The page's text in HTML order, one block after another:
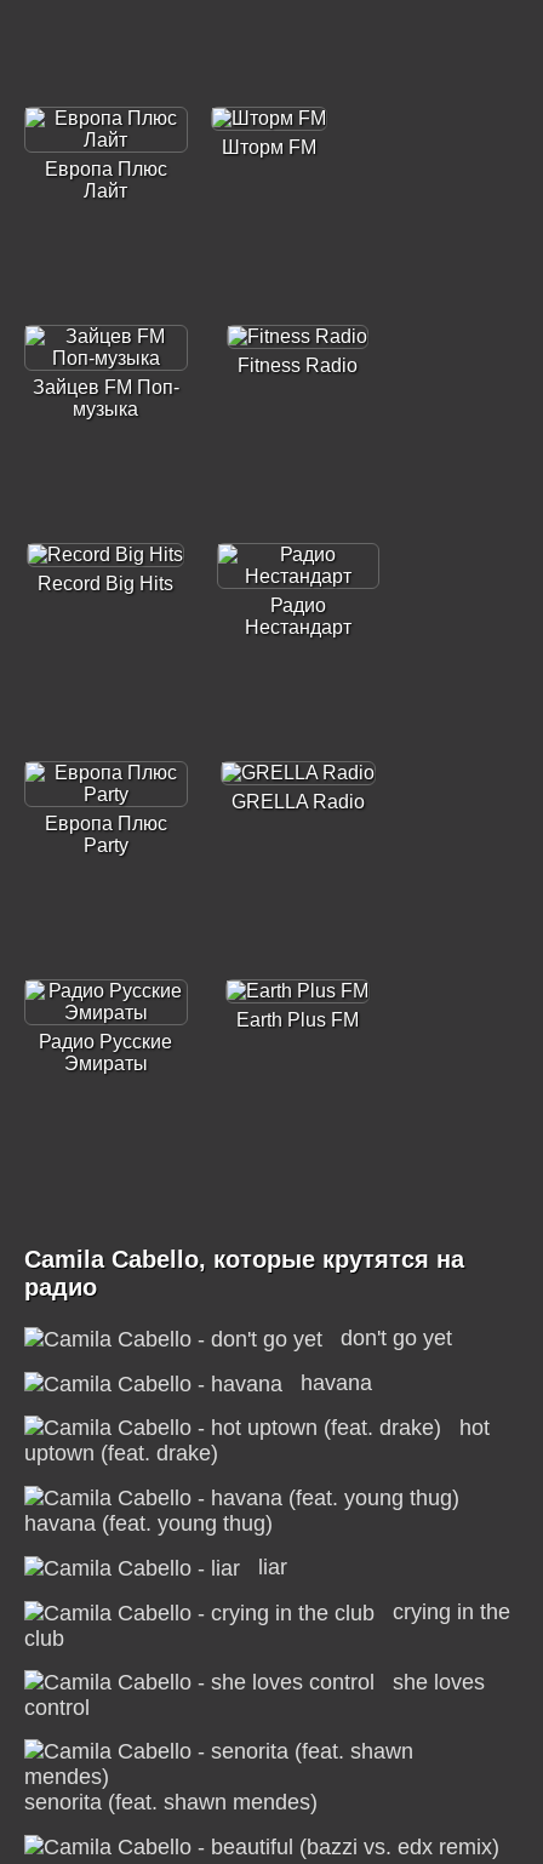
Европа Плюс
Лайт
Шторм FM
Зайцев FM Поп-
музыка
Fitness Radio
Record Big Hits
Радио
Нестандарт
Европа Плюс
Party
GRELLA Radio
Радио Русские
Эмираты
Earth Plus FM
Camila Cabello, которые крутятся на
радио
don't go yet
havana
hot
uptown (feat. drake)
havana (feat. young thug)
liar
crying in the
club
she loves
control
senorita (feat. shawn mendes)